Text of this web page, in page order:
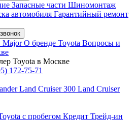
Запасные части Шиномонтаж
автомобиля Гарантийный ремонт
MajorО бренде Toyota Вопросы и
Toyota в Москве
172-75-71
Land Cruiser 300 Land Cruiser
с пробегом Кредит Трейд-ин